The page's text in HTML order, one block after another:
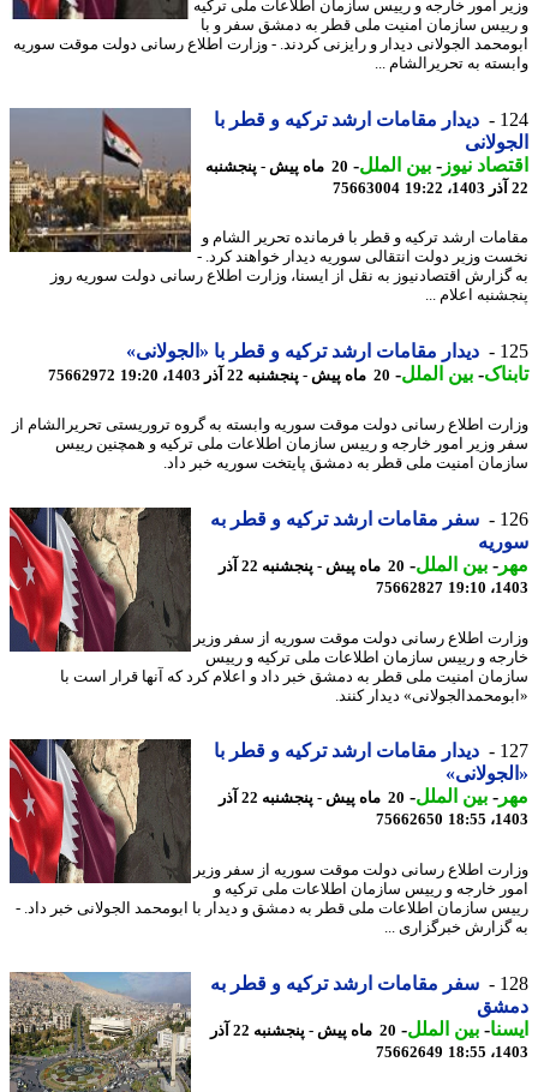
امور خارجه و رییس سازمان اطلاعات ملی ترکیه
سازمان امنیت ملی قطر به دمشق سفر و با
الجولانی دیدار و رایزنی کردند. - وزارت اطلاع رسانی دولت موقت سوریه
به تحریرالشام ...
دیدار مقامات ارشد ترکیه و قطر با
نیوز-بین الملل-
20 ماه پیش - پنجشنبه
75663004
ارشد ترکیه و قطر با فرمانده تحریر الشام و
وزیر دولت انتقالی سوریه دیدار خواهند کرد. -
اقتصادنیوز به نقل از ایسنا، وزارت اطلاع رسانی دولت سوریه روز
اعلام ...
دیدار مقامات ارشد ترکیه و قطر با «الجولانی»
-بین الملل-20 ماه پیش - پنجشنبه 22 آذر 1403، 19:20 75662972
اطلاع رسانی دولت موقت سوریه وابسته به گروه تروریستی تحریرالشام از
وزیر امور خارجه و رییس سازمان اطلاعات ملی ترکیه و همچنین رییس
امنیت ملی قطر به دمشق پایتخت سوریه خبر داد.
سفر مقامات ارشد ترکیه و قطر به
-بین الملل-
20 ماه پیش - پنجشنبه 22 آذر
75662827
اطلاع رسانی دولت موقت سوریه از سفر وزیر
و رییس سازمان اطلاعات ملی ترکیه و رییس
امنیت ملی قطر به دمشق خبر داد و اعلام کرد که آنها قرار است با
دیدار کنند.
دیدار مقامات ارشد ترکیه و قطر با
-بین الملل-
20 ماه پیش - پنجشنبه 22 آذر
75662650
اطلاع رسانی دولت موقت سوریه از سفر وزیر
خارجه و رییس سازمان اطلاعات ملی ترکیه و
سازمان اطلاعات ملی قطر به دمشق و دیدار با ابومحمد الجولانی خبر داد. -
خبرگزاری ...
سفر مقامات ارشد ترکیه و قطر به
-بین الملل-
20 ماه پیش - پنجشنبه 22 آذر
75662649